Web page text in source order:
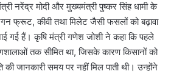
नरेंद्र मोदी और मुख्यमंत्री पुष्कर सिंह धामी के
फ्रूट, कीवी तथा मिलेट जैसी फसलों को बढ़ावा
गई हैं। कृषि मंत्री गणेश जोशी ने कहा कि पहले
तक सीमित था, जिसके कारण किसानों को
की जानकारी समय पर नहीं मिल पाती थी। उन्होंने